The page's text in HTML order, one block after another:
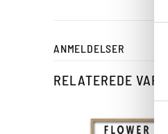
ANMELDELSER
RELATEREDE VARER